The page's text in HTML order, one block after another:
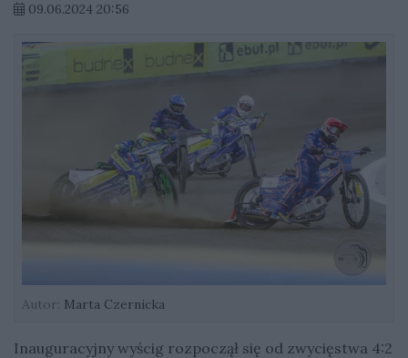
09.06.2024 20:56
Autor: Marta Czernicka
Inauguracyjny wyścig rozpoczął się od zwycięstwa 4:2